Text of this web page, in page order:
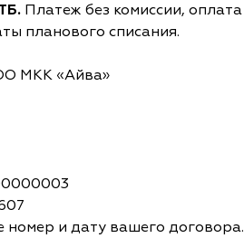
Платеж без комиссии,
планового списания.
МКК «Айва»
номер и дату вашего договора.